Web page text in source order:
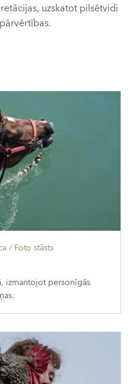
uzskatot pilsētvidi
/ Foto stāsts
izmantojot personīgās